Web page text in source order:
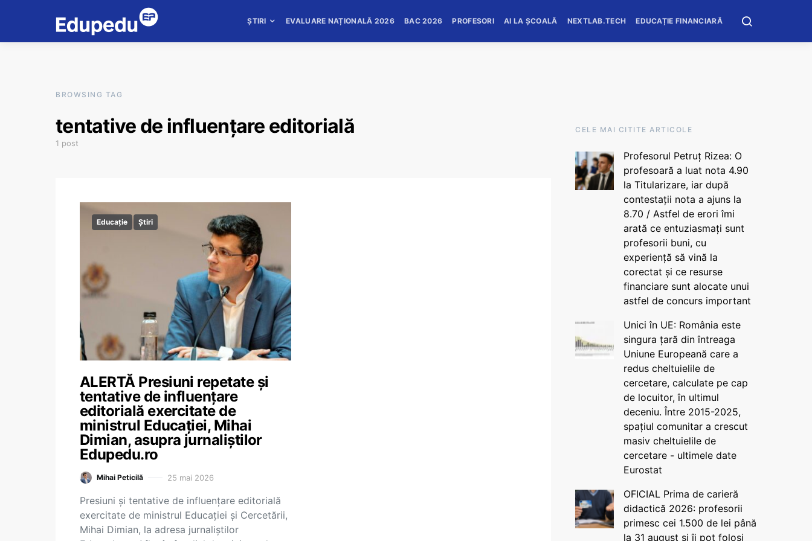
ȘTIRI EVALUARE NAȚIONALĂ 2026 BAC 2026 PROFESORI AI LA ȘCOALĂ NEXTLAB.TECH EDUCAȚIE FINANCIARĂ
BROWSING TAG
tentative de influențare editorială
1 post
Educație Știri
ALERTĂ Presiuni repetate și
tentative de influențare
editorială exercitate de
ministrul Educației, Mihai
Dimian, asupra jurnaliștilor
Edupedu.ro
Mihai Peticilă 25 mai 2026
Presiuni și tentative de influențare editorială
exercitate de ministrul Educației și Cercetării,
Mihai Dimian, la adresa jurnaliștilor
CELE MAI CITITE ARTICOLE
Profesorul Petruț Rizea: O
profesoară a luat nota 4.90
la Titularizare, iar după
contestații nota a ajuns la
8.70 / Astfel de erori îmi
arată ce entuziasmați sunt
profesorii buni, cu
experiență să vină la
corectat și ce resurse
financiare sunt alocate unui
astfel de concurs important
Unici în UE: România este
singura țară din întreaga
Uniune Europeană care a
redus cheltuielile de
cercetare, calculate pe cap
de locuitor, în ultimul
deceniu. Între 2015-2025,
spațiul comunitar a crescut
masiv cheltuielile de
cercetare - ultimele date
Eurostat
OFICIAL Prima de carieră
didactică 2026: profesorii
primesc cei 1.500 de lei până
la 31 august și îi pot folosi